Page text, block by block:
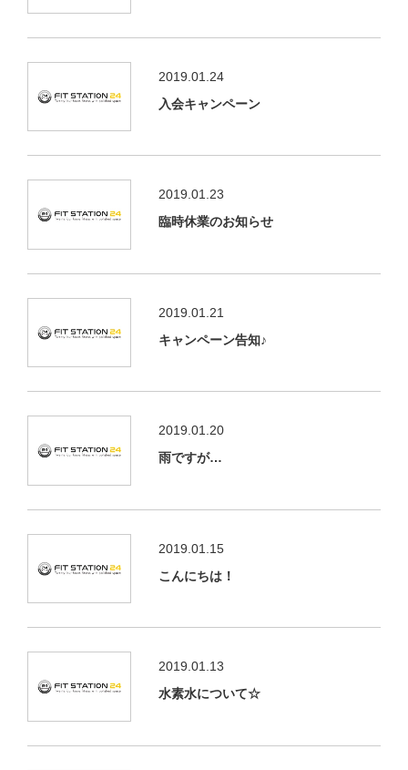
2019.01.24
入会キャンペーン
2019.01.23
臨時休業のお知らせ
2019.01.21
キャンペーン告知♪
2019.01.20
雨ですが…
2019.01.15
こんにちは！
2019.01.13
水素水について☆